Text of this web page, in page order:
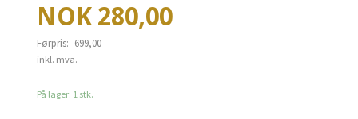
Tilbud
NOK 280,00
Førpris: 699,00
Rabatt
inkl. mva.
På lager: 1 stk.